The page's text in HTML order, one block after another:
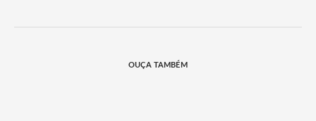
OUÇA TAMBÉM